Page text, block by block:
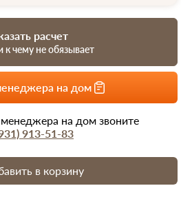
в корзину
расчет
к чему не обязывает
на дом
на дом звоните
913-51-83